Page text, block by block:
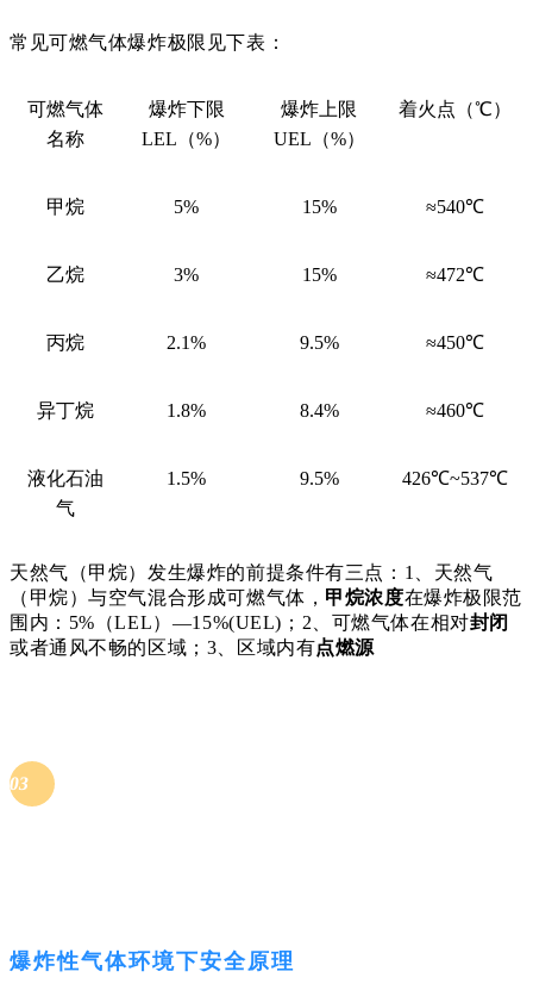
常见可燃气体爆炸极限见下表：
可燃气体
名称
爆炸下限
LEL（%）
爆炸上限
UEL（%）
着火点（℃）
甲烷 5% 15% ≈540℃
乙烷 3% 15% ≈472℃
丙烷 2.1% 9.5% ≈450℃
异丁烷 1.8% 8.4% ≈460℃
液化石油
气
1.5% 9.5% 426℃~537℃
天然气（甲烷）发生爆炸的前提条件有三点：1、天然气
（甲烷）与空气混合形成可燃气体， 甲烷浓度在爆炸极限范
围内：5%（LEL）—15%(UEL)；2、可燃气体在相对封闭
或者通风不畅的区域；3、区域内有点燃源
03
爆炸性气体环境下安全原理